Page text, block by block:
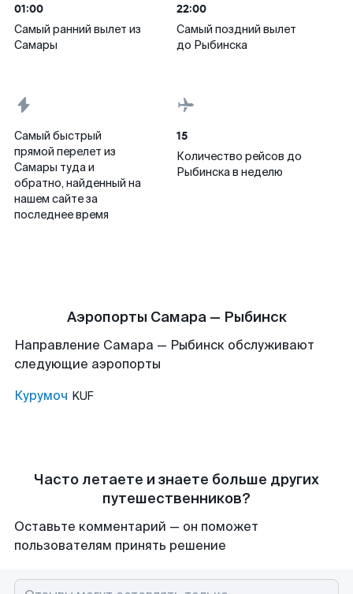
01:00
Самый ранний вылет из
Самары
22:00
Самый поздний вылет
до Рыбинска
Самый быстрый
прямой перелет из
Самары туда и
обратно, найденный на
нашем сайте за
последнее время
15
Количество рейсов до
Рыбинска в неделю
Аэропорты Самара — Рыбинск
Направление Самара — Рыбинск обслуживают
следующие аэропорты
Курумоч KUF
Часто летаете и знаете больше других
путешественников?
Оставьте комментарий — он поможет
пользователям принять решение